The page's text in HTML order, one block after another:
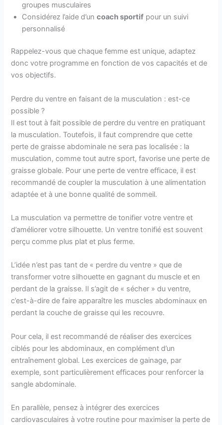
groupes musculaires
Considérez l’aide d’uncoach sportif pour un suivi
personnalisé
Rappelez-vous que chaque femme est unique, adaptez
donc votre programme en fonction de vos capacités et de
vos objectifs.
Perdre du ventre en faisant de la musculation : est-ce
possible ?
Il est tout à fait possible de perdre du ventre en pratiquant
la musculation. Toutefois, il faut comprendre que cette
perte de graisse abdominale ne sera pas localisée : la
musculation, comme tout autre sport, favorise une perte de
graisse globale. Pour une perte de ventre efficace, il est
recommandé de coupler la musculation à une alimentation
adaptée et à une bonne qualité de sommeil.
La musculation va permettre de tonifier votre ventre et
d’améliorer votre silhouette. Un ventre tonifié est souvent
perçu comme plus plat et plus ferme.
L’idée n’est pas tant de « perdre du ventre » que de
transformer votre silhouette en gagnant du muscle et en
perdant de la graisse. Il s’agit de « sécher » du ventre,
c’est-à-dire de faire apparaître les muscles abdominaux en
perdant la couche de graisse qui les recouvre.
Pour cela, il est recommandé de réaliser des exercices
ciblés pour les abdominaux, en complément d’un
entraînement global. Les exercices de gainage, par
exemple, sont particulièrement efficaces pour renforcer la
sangle abdominale.
En parallèle, pensez à intégrer des exercices
cardiovasculaires à votre routine pour maximiser la perte de